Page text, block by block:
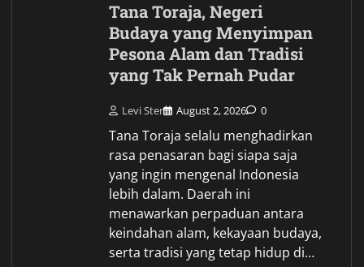
Tana Toraja, Negeri
Budaya yang Menyimpan
Pesona Alam dan Tradisi
yang Tak Pernah Pudar
Levi Ster August 2, 2026 0
Tana Toraja selalu menghadirkan
rasa penasaran bagi siapa saja
yang ingin mengenal Indonesia
lebih dalam. Daerah ini
menawarkan perpaduan antara
keindahan alam, kekayaan budaya,
serta tradisi yang tetap hidup di…